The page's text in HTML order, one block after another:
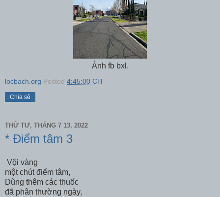
Ảnh fb bxl.
locbach.org Posted 4:45:00 CH
Chia sẻ
THỨ TƯ, THÁNG 7 13, 2022
* Điểm tâm 3
Vội vàng
một chút điểm tâm,
Dùng thêm các thuốc
đã phân thường ngày,